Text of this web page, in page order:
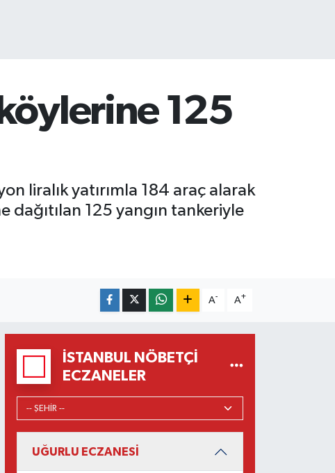
125
liralık yatırımla 184 araç alarak
125 yangın tankeriyle
A- A+
İSTANBUL NÖBETÇI
ECZANELER
UĞURLU ECZANESİ